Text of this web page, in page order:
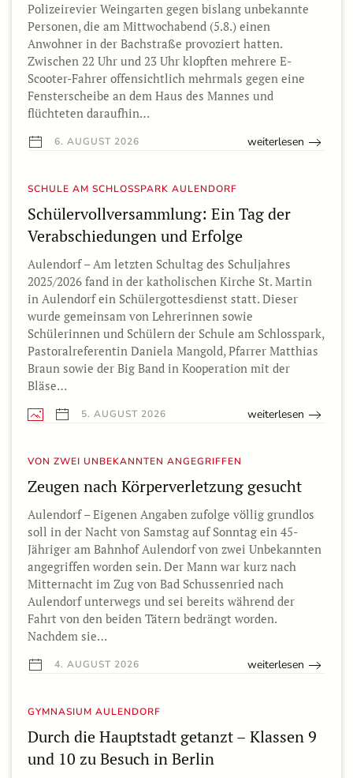
Polizeirevier Weingarten gegen bislang unbekannte
Personen, die am Mittwochabend (5.8.) einen
Anwohner in der Bachstraße provoziert hatten.
Zwischen 22 Uhr und 23 Uhr klopften mehrere E-
Scooter-Fahrer offensichtlich mehrmals gegen eine
Fensterscheibe an dem Haus des Mannes und
flüchteten daraufhin…
6. AUGUST 2026 weiterlesen
SCHULE AM SCHLOSSPARK AULENDORF
Schülervollversammlung: Ein Tag der
Verabschiedungen und Erfolge
Aulendorf – Am letzten Schultag des Schuljahres
2025/2026 fand in der katholischen Kirche St. Martin
in Aulendorf ein Schülergottesdienst statt. Dieser
wurde gemeinsam von Lehrerinnen sowie
Schülerinnen und Schülern der Schule am Schlosspark,
Pastoralreferentin Daniela Mangold, Pfarrer Matthias
Braun sowie der Big Band in Kooperation mit der
Bläse…
5. AUGUST 2026 weiterlesen
VON ZWEI UNBEKANNTEN ANGEGRIFFEN
Zeugen nach Körperverletzung gesucht
Aulendorf – Eigenen Angaben zufolge völlig grundlos
soll in der Nacht von Samstag auf Sonntag ein 45-
Jähriger am Bahnhof Aulendorf von zwei Unbekannten
angegriffen worden sein. Der Mann war kurz nach
Mitternacht im Zug von Bad Schussenried nach
Aulendorf unterwegs und sei bereits während der
Fahrt von den beiden Tätern bedrängt worden.
Nachdem sie…
4. AUGUST 2026 weiterlesen
GYMNASIUM AULENDORF
Durch die Hauptstadt getanzt – Klassen 9
und 10 zu Besuch in Berlin